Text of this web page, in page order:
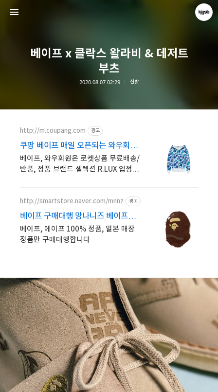
베이프 x 클락스 왈라비 & 데저트
부츠
2020.08.07 02:29 신발
http://m.coupang.com 광고
쿠팡 베이프 매일 오픈되는 와우회원
특가
베이프, 와우회원은 로켓상품 무료배송/
반품, 정품 브랜드 셀렉션 R.LUX 입점.
http://smartstore.naver.com/mnnz 광고
베이프 구매대행 망나니즈 베이프
구매대행
베이프, 에이프 100% 정품, 일본 매장
정품만 구매대행합니다
kjgsb